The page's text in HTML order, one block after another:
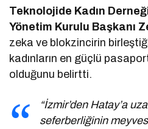
Teknolojide Kadın
Yönetim Kurulu Başkanı
zeka ve blokzincirin
kadınların en güçlü
olduğunu belirtti.
“İzmir’den Hatay’a
seferberliğinin